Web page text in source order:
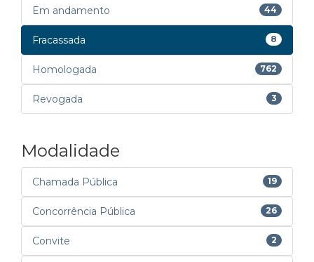
Em andamento 44
Fracassada 8
Homologada 762
Revogada 3
Modalidade
Chamada Pública 19
Concorrência Pública 26
Convite 2